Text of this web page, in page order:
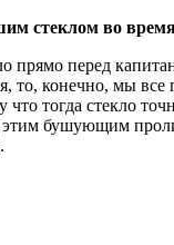
стеклом во
перед
то, конечно, мы
что тогда
бушующим